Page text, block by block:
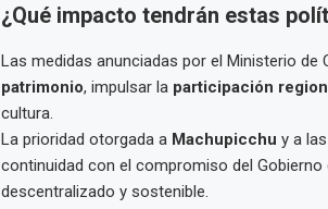
¿Qué impacto tendrán estas
Las medidas anunciadas por el Ministerio de
patrimonio, impulsar la participación
cultura.
La prioridad otorgada a Machupicchu y a
continuidad con el compromiso del
descentralizado y sostenible.